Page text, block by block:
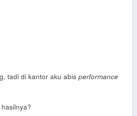
tadi di kantor aku abis performance